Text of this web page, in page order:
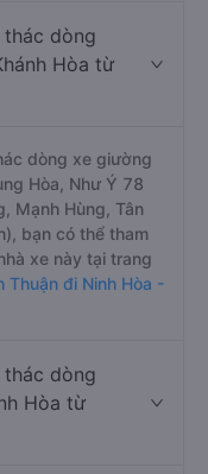
thác dòng
Hòa từ
dòng xe giường
Hòa, Như Ý 78
Mạnh Hùng, Tân
bạn có thể tham
xe này tại trang
Thuận đi Ninh Hòa -
thác dòng
Hòa từ